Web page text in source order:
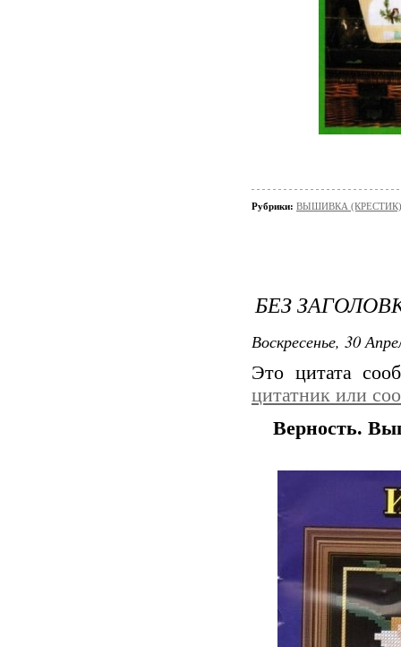
Рубрики: ВЫШИВКА (КРЕСТИК)/
БЕЗ
Воскресенье, 30
Это цитата
цитатник или
Верность.